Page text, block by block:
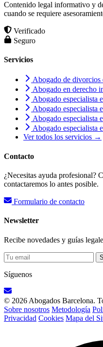
Contenido legal informativo y
cuando se requiere
Verificado
Seguro
Servicios
Abogado de divorcios
Abogado en derecho
Abogado especialista
Abogado especialista
Abogado especialista
Abogado especialista
Ver todos los servicios →
Contacto
¿Necesitas ayuda profesional?
contactaremos lo antes posible.
Formulario de contacto
Newsletter
Recibe novedades y guías
Síguenos
© 2026 Abogados Barcelona.
Sobre nosotros Metodología
Privacidad Cookies Mapa del